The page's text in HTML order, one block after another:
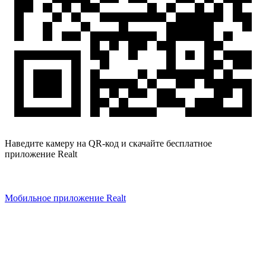
Наведите камеру на QR-код и скачайте бесплатное
приложение Realt
Мобильное приложение Realt